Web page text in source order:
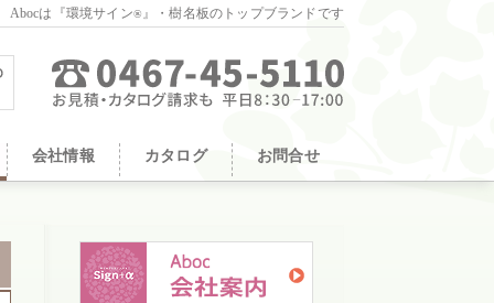
Abocは『環境サイン® 』・樹名板のトップブランドです
会社情報 カタログ お問合せ